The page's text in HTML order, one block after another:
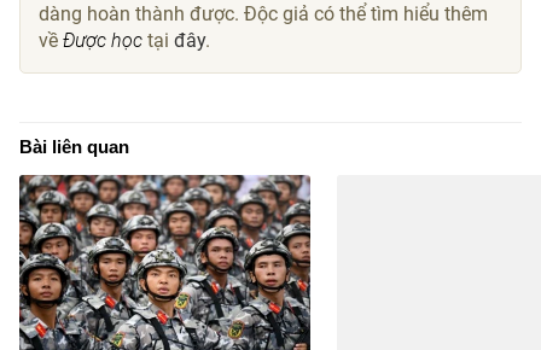
dàng hoàn thành được. Độc giả có thể tìm hiểu thêm
vềĐược họctại đây.
Bài liên quan